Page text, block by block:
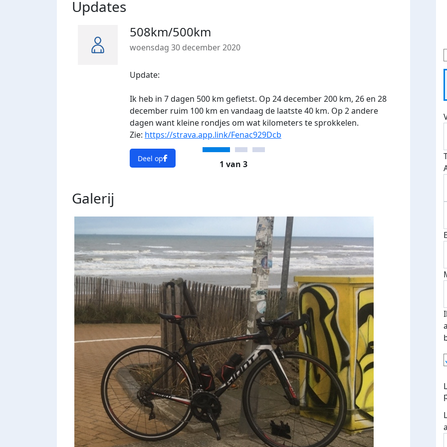
Updates
508km/500km
woensdag 30 december 2020
Update:
Ik heb in 7 dagen 500 km gefietst. Op 24 december 200 km, 26 en 28
december ruim 100 km en vandaag de laatste 40 km. Op 2 andere
dagen want kleine rondjes om wat kilometers te sprokkelen.
Zie: https://strava.app.link/Fenac929Dcb
Deel op
1 van 3
Galerij